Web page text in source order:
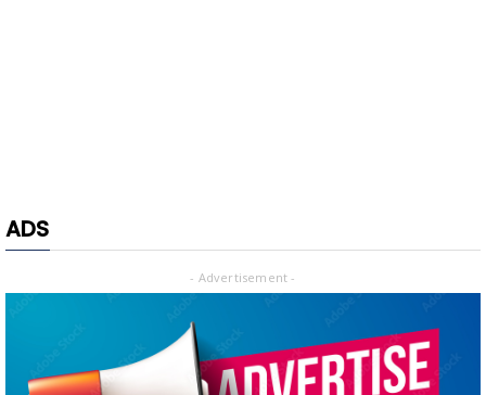
ADS
- Advertisement -